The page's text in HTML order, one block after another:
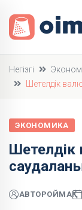
Негізгі
Шетелдік
ЭКОНОМИКА
Шетелдік
АВТОРОЙМАҚ